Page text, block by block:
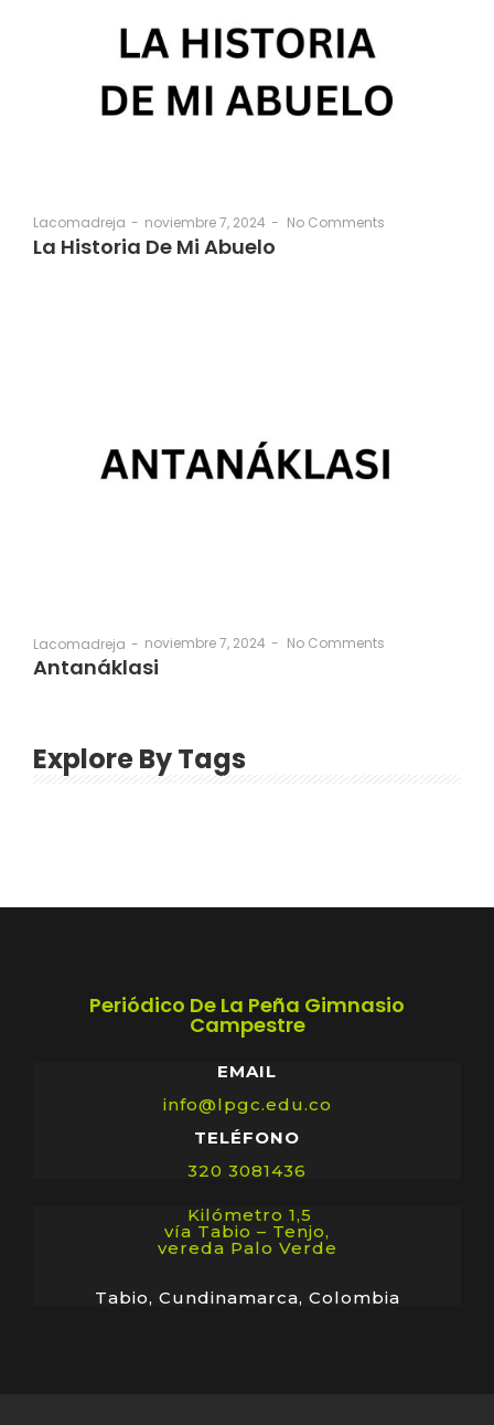
Lacomadreja - noviembre 7, 2024 - No Comments
La Historia De Mi Abuelo
Lacomadreja - noviembre 7, 2024 - No Comments
Antanáklasi
Explore By Tags
Periódico De La Peña Gimnasio
Campestre
EMAIL
info@lpgc.edu.co
TELÉFONO
320 3081436
Kilómetro 1,5
vía Tabio – Tenjo,
vereda Palo Verde
Tabio, Cundinamarca, Colombia